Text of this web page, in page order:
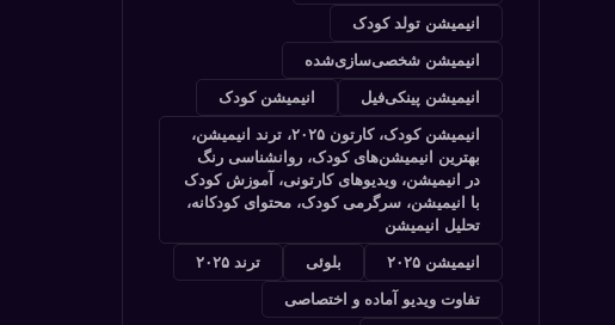
انیمیشن تولد کودک
انیمیشن شخصی‌سازی‌شده
انیمیشن پینکی‌فیل
انیمیشن کودک
انیمیشن کودک، کارتون ۲۰۲۵، ترند انیمیشن،
بهترین انیمیشن‌های کودک، روانشناسی رنگ
در انیمیشن، ویدیوهای کارتونی، آموزش کودک
با انیمیشن، سرگرمی کودک، محتوای کودکانه،
تحلیل انیمیشن
انیمیشن ۲۰۲۵
بلوئی
ترند ۲۰۲۵
تفاوت ویدیو آماده و اختصاصی